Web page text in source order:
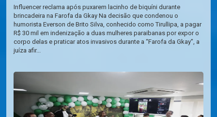
Influencer reclama após puxarem lacinho de biquíni durante
brincadeira na Farofa da Gkay Na decisão que condenou o
humorista Everson de Brito Silva, conhecido como Tirullipa, a pagar
R$ 30 mil em indenização a duas mulheres paraibanas por expor o
corpo delas e praticar atos invasivos durante a “Farofa da Gkay”, a
juíza afir...